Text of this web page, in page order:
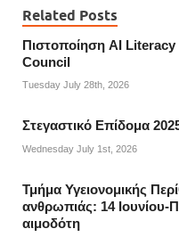
Related Posts
Πιστοποίηση AI
Council
Tuesday July 28th, 2026
Στεγαστικό Επίδομα
Wednesday July 1st, 2026
Τμήμα Υγειονομικής
ανθρωπιάς: 14 Ιουνίου-
αιμοδότη